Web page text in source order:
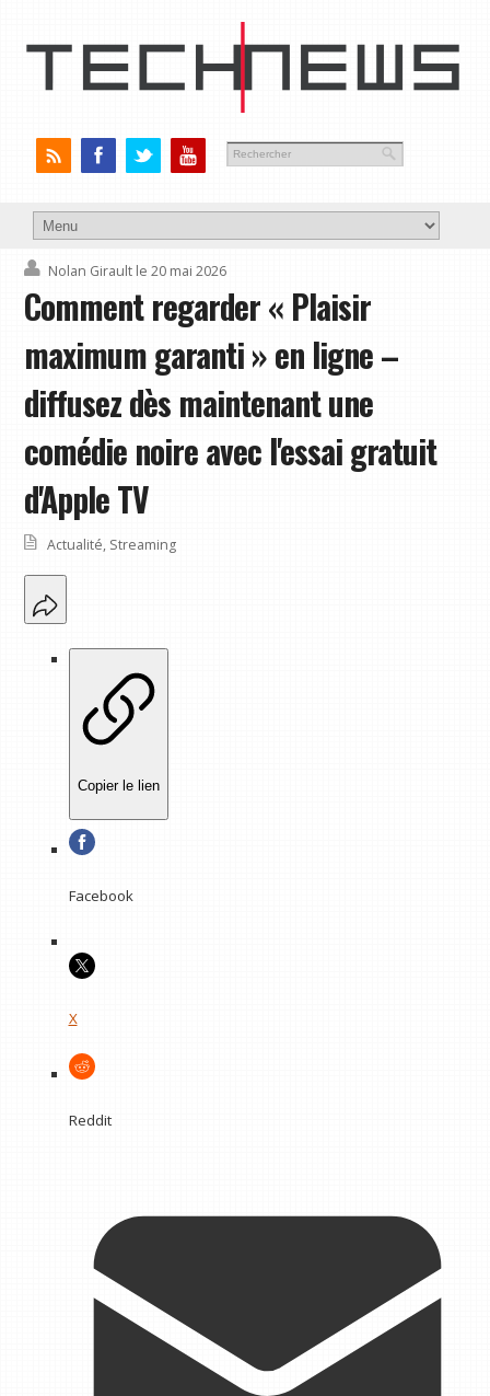
Nolan Girault le 20 mai 2026
Comment regarder « Plaisir
maximum garanti » en ligne –
diffusez dès maintenant une
comédie noire avec l'essai gratuit
d'Apple TV
Actualité, Streaming
Copier le lien
Facebook
X
Reddit